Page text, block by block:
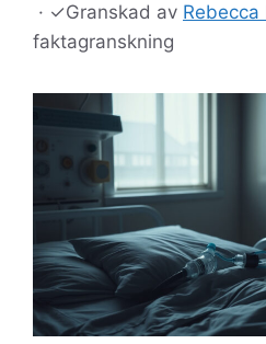
· ✓Granskad av Rebecca
faktagranskning